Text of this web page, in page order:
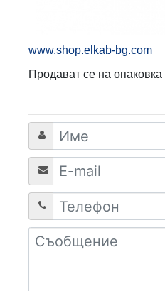
www.shop.elkab-bg.com
Продават се на опаковка